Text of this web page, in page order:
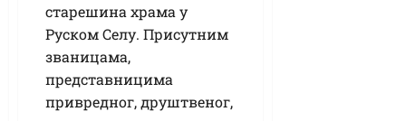
старешина храма у
Руском Селу. Присутним
званицама,
представницима
привредног, друштвеног,